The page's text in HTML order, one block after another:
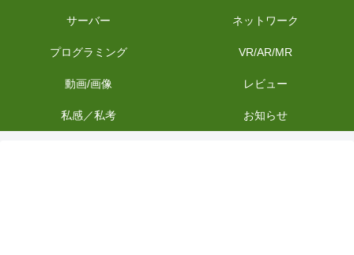
サーバー ネットワーク
プログラミング VR/AR/MR
動画/画像 レビュー
私感／私考 お知らせ